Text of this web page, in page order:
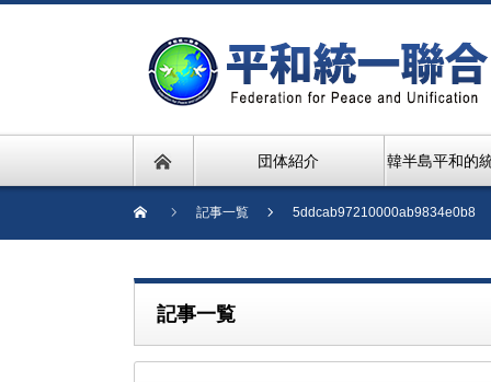
団体紹介 韓半島平和的
記事一覧 5ddcab97210000ab9834e0b8
記事一覧